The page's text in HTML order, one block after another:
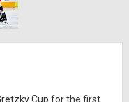
Cup for the first